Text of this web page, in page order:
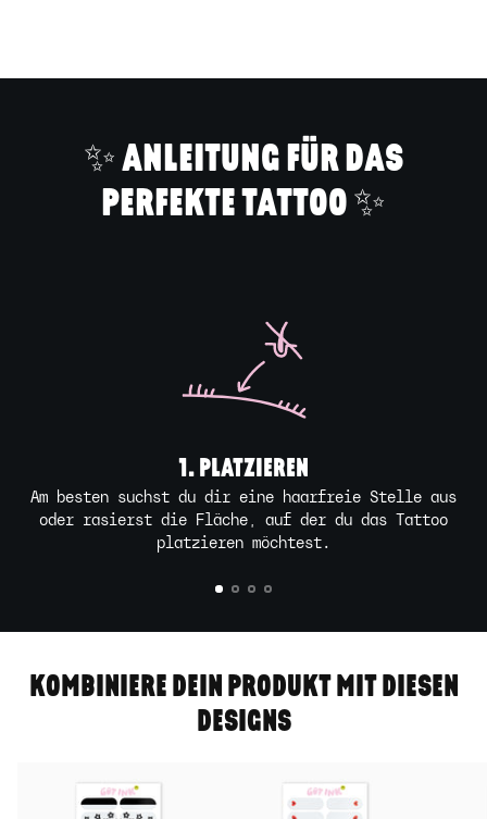
✨ ANLEITUNG FÜR DAS
PERFEKTE TATTOO ✨
1. PLATZIEREN
Am besten suchst du dir eine haarfreie Stelle aus
oder rasierst die Fläche, auf der du das Tattoo
platzieren möchtest.
KOMBINIERE DEIN PRODUKT MIT DIESEN
DESIGNS